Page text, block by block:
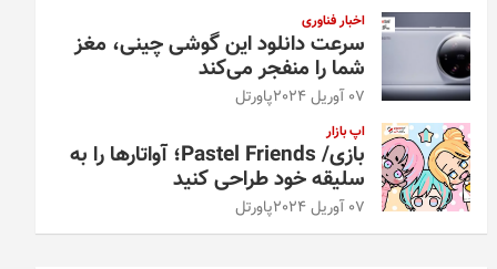
اخبار فناوری
سرعت دانلود این گوشی چینی، مغز
شما را منفجر می‌کند
07 آوریل 2024 پاورتل
اپ بازار
بازی/ Pastel Friends؛ آواتارها را به
سلیقه خود طراحی کنید
07 آوریل 2024 پاورتل